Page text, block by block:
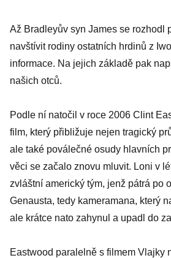
Až Bradleyův syn James se rozhodl
navštívit rodiny ostatních hrdinů z
informace. Na jejich základě pak
našich otců.
Podle ní natočil v roce 2006 Clint
film, který přibližuje nejen tragický
ale také poválečné osudy hlavních
věci se začalo znovu mluvit. Loni v
zvláštní americký tým, jenž pátrá po
Genausta, tedy kameramana, který
ale krátce nato zahynul a upadl do
Eastwood paralelně s filmem Vlajky